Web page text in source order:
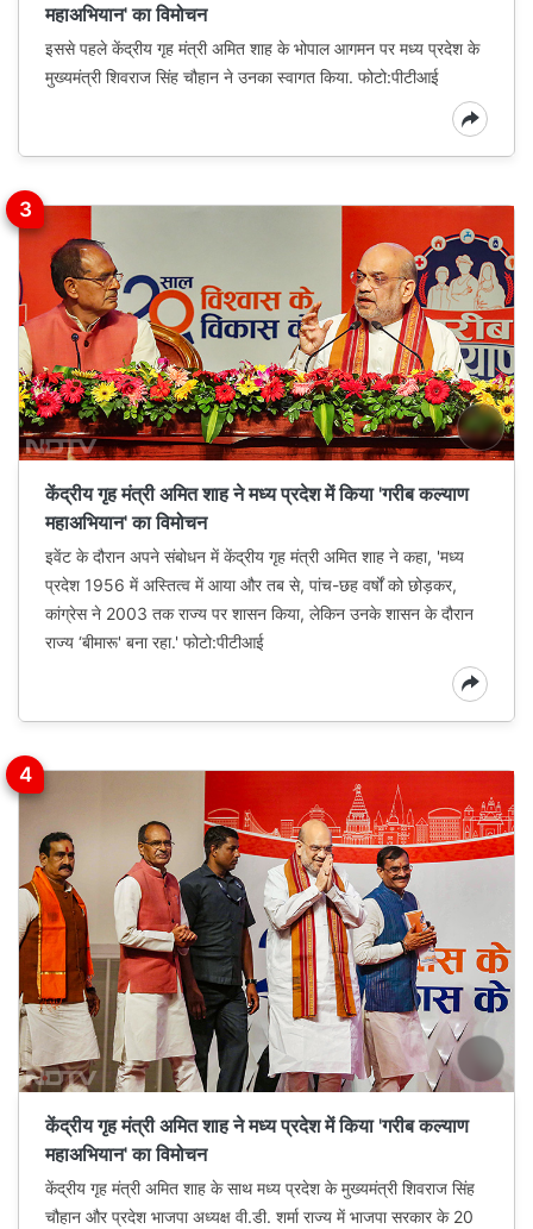
महाअभियान' का विमोचन
इससे पहले केंद्रीय गृह मंत्री अमित शाह के भोपाल आगमन पर मध्य प्रदेश के
मुख्यमंत्री शिवराज सिंह चौहान ने उनका स्वागत किया. फोटो:पीटीआई
केंद्रीय गृह मंत्री अमित शाह ने मध्य प्रदेश में किया 'गरीब कल्याण
महाअभियान' का विमोचन
इवेंट के दौरान अपने संबोधन में केंद्रीय गृह मंत्री अमित शाह ने कहा, 'मध्य
प्रदेश 1956 में अस्तित्व में आया और तब से, पांच-छह वर्षों को छोड़कर,
कांग्रेस ने 2003 तक राज्य पर शासन किया, लेकिन उनके शासन के दौरान
राज्य ‘बीमारू' बना रहा.' फोटो:पीटीआई
केंद्रीय गृह मंत्री अमित शाह ने मध्य प्रदेश में किया 'गरीब कल्याण
महाअभियान' का विमोचन
केंद्रीय गृह मंत्री अमित शाह के साथ मध्य प्रदेश के मुख्यमंत्री शिवराज सिंह
चौहान और प्रदेश भाजपा अध्यक्ष वी.डी. शर्मा राज्य में भाजपा सरकार के 20